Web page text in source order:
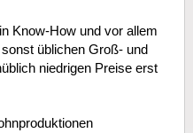
Know-How und vor allem
üblichen Groß- und
niedrigen Preise erst